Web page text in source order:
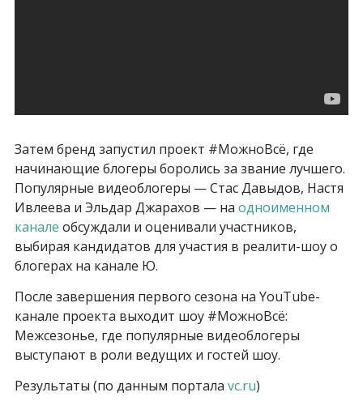
Затем бренд запустил проект #МожноВсё, где
начинающие блогеры боролись за звание лучшего.
Популярные видеоблогеры — Стас Давыдов, Настя
Ивлеева и Эльдар Джарахов — на одноименном
канале обсуждали и оценивали участников,
выбирая кандидатов для участия в реалити-шоу о
блогерах на канале Ю.
После завершения первого сезона на YouTube-
канале проекта выходит шоу #МожноВсё:
Межсезонье, где популярные видеоблогеры
выступают в роли ведущих и гостей шоу.
Результаты (по данным портала vc.ru)